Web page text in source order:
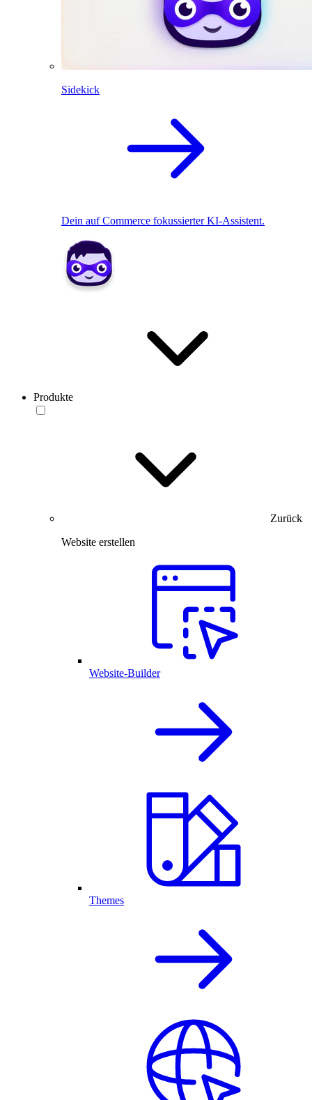
Sidekick
Dein auf Commerce fokussierter KI-Assistent.
Produkte
Zurück
Website erstellen
Website-Builder
Themes